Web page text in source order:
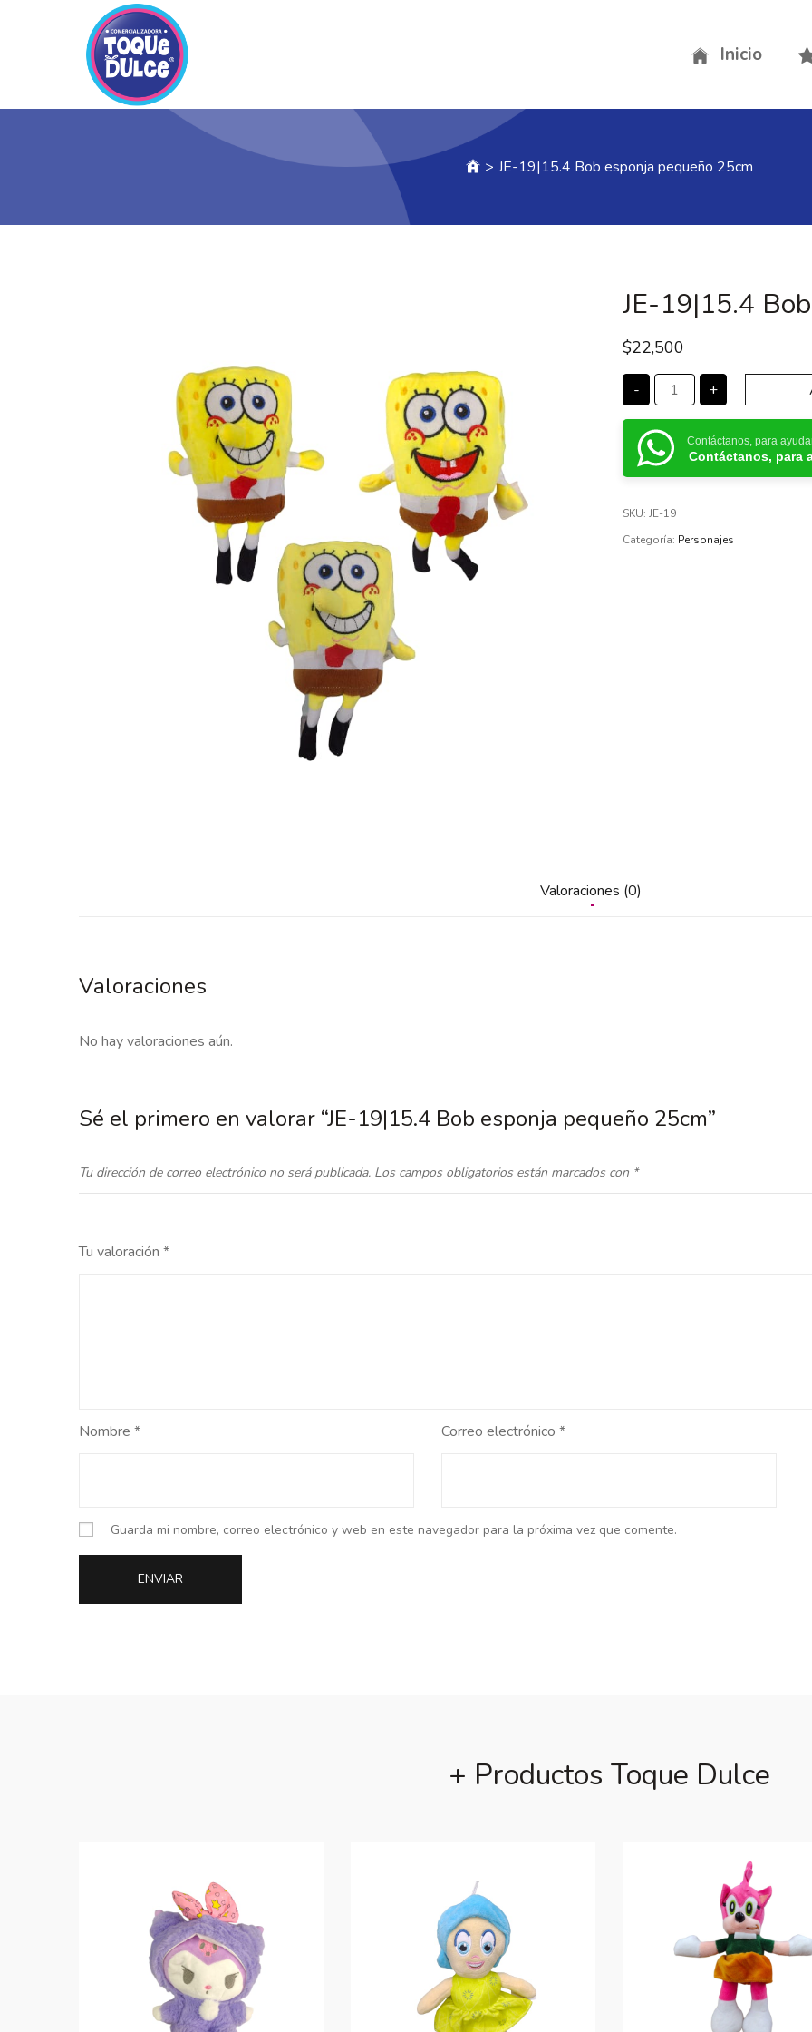
Inicio
> JE-19|15.4 Bob esponja pequeño 25cm
JE-19|15.4
$22,500
- +
Contáctanos, para
Contáctanos, para
SKU: JE-19
Categoría: Personajes
Valoraciones (0)
Valoraciones
No hay valoraciones aún.
Sé el primero en valorar “JE-19|15.4 Bob esponja pequeño 25cm”
Tu dirección de correo electrónico no será publicada. Los campos obligatorios están marcados con *
Tu valoración *
Nombre * Correo electrónico *
Guarda mi nombre, correo electrónico y web en este navegador para la próxima vez que comente.
+ Productos Toque Dulce